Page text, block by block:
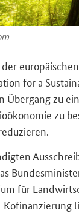
for a
Über­gang zu
zu
für